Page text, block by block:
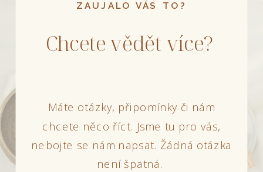
ZAUJALO VÁS TO?
Chcete vědět více?
Máte otázky, připomínky či nám
chcete něco říct. Jsme tu pro vás,
nebojte se nám napsat. Žádná otázka
není špatná.